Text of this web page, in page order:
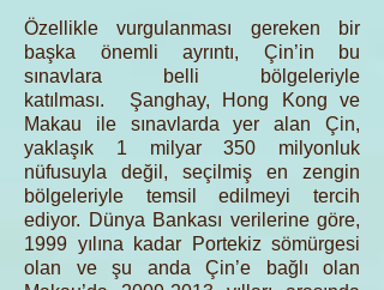
Özellikle vurgulanması gereken bir
başka önemli ayrıntı, Çin’in bu
sınavlara belli bölgeleriyle
katılması. Şanghay, Hong Kong ve
Makau ile sınavlarda yer alan Çin,
yaklaşık 1 milyar 350 milyonluk
nüfusuyla değil, seçilmiş en zengin
bölgeleriyle temsil edilmeyi tercih
ediyor. Dünya Bankası verilerine göre,
1999 yılına kadar Portekiz sömürgesi
olan ve şu anda Çin’e bağlı olan